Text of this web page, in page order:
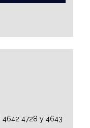
4642 4728 y 4643